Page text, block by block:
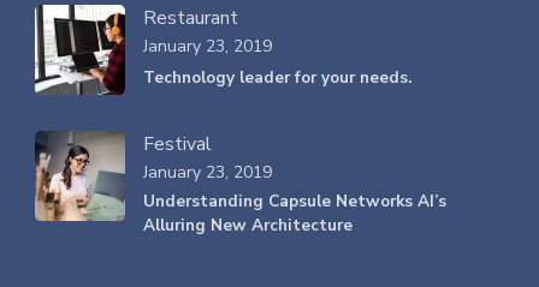
Restaurant
Technology leader for your needs.
January 23, 2019
Festival
Understanding Capsule Networks AI’s
Alluring New Architecture
January 23, 2019